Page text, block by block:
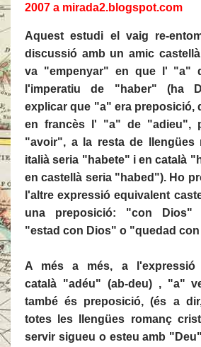
2007 a mirada2.blogspot.com
Aquest estudi el vaig re-
discussió amb un amic
va "empenyar" en que l' "a"
l'imperatiu de "haber" (ha
explicar que "a" era preposició,
en francès l' "a" de "adieu",
"avoir", a la resta de llengües
italià seria "habete" i en català
en castellà seria "habed"). Ho
l'altre expressió equivalent
una preposició: "con Dios"
"estad con Dios" o "quedad
A més a més, a l'expressió
català "adéu" (ab-deu) , "a"
també és preposició, (és a
totes les llengües romanç
servir sigueu o esteu amb